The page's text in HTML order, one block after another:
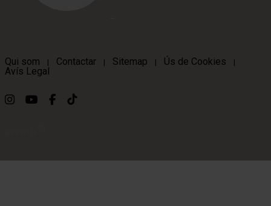
Qui som | Contactar | Sitemap | Ús de Cookies |
Avís Legal
Link a instagram
Link a youtube
Link a facebook
Link a ticktok